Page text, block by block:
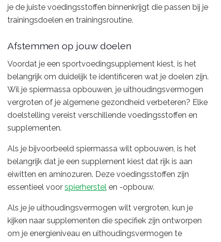
je de juiste voedingsstoffen binnenkrijgt die passen bij je
trainingsdoelen en trainingsroutine.
Afstemmen op jouw doelen
Voordat je een sportvoedingsupplement kiest, is het
belangrijk om duidelijk te identificeren wat je doelen zijn.
Wil je spiermassa opbouwen, je uithoudingsvermogen
vergroten of je algemene gezondheid verbeteren? Elke
doelstelling vereist verschillende voedingsstoffen en
supplementen.
Als je bijvoorbeeld spiermassa wilt opbouwen, is het
belangrijk dat je een supplement kiest dat rijk is aan
eiwitten en aminozuren. Deze voedingsstoffen zijn
essentieel voor spierherstel en -opbouw.
Als je je uithoudingsvermogen wilt vergroten, kun je
kijken naar supplementen die specifiek zijn ontworpen
om je energieniveau en uithoudingsvermogen te